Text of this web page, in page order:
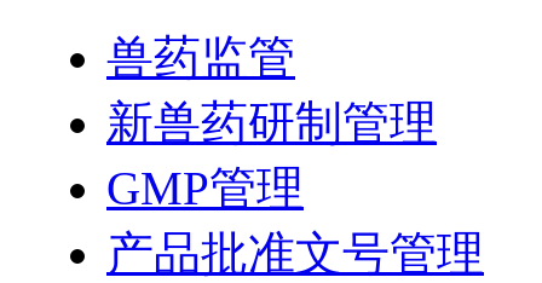
兽药监管
新兽药研制管理
GMP管理
产品批准文号管理